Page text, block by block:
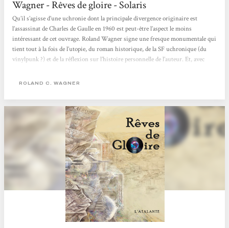
Wagner - Rêves de gloire - Solaris
Qu’il s’agisse d’une uchronie dont la principale divergence originaire est
l’assassinat de Charles de Gaulle en 1960 est peut-être l’aspect le moins
intéressant de cet ouvrage. Roland Wagner signe une fresque monumentale qui
tient tout à la fois de l’utopie, du roman historique, de la SF uchronique (du
vinylpunk ?) et de la réflexion sur l’histoire personnelle de l’auteur. Et, avec
maîtrisé l’art de ficeler une scène sans mots inutiles, percutante ou émouvante
ROLAND C. WAGNER